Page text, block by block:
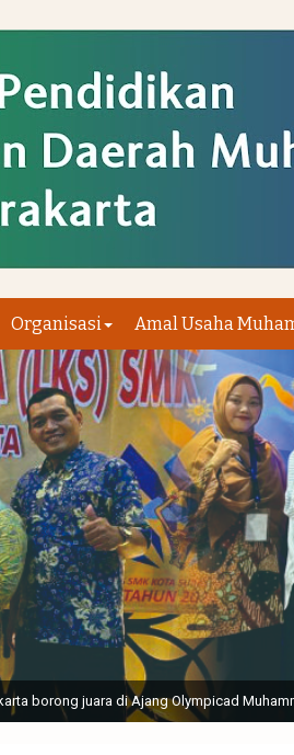
Organisasi Amal Usaha
( TSPM ) di Stadion Manahan
dan tari memukau seluruh Muktamar dan